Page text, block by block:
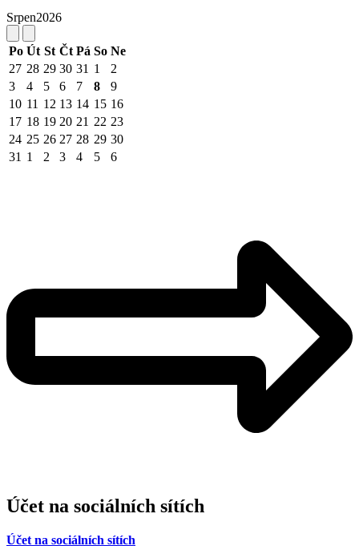
Srpen2026
Po Út St Čt Pá So Ne
27 28 29 30 31 1
2
3
4 5 6 7 8
9
10 11 12 13 14 15 16
17 18 19 20 21 22 23
24 25 26 27 28 29 30
31 1 2 3 4 5 6
Účet na sociálních sítích
Účet na sociálních sítích